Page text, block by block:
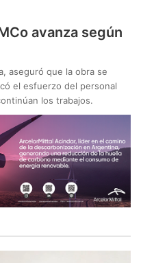
avanza según
aseguró que la obra se
el esfuerzo del personal
los trabajos.